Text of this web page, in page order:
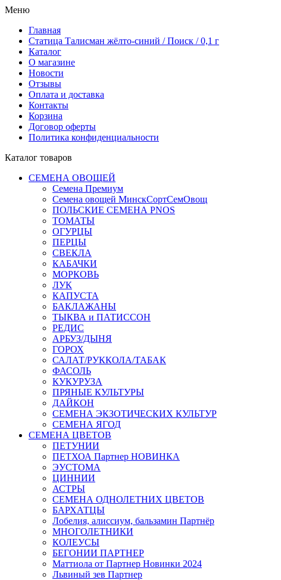
Меню
Главная
Статица Талисман жёлто-синий / Поиск / 0,1 г
Каталог
О магазине
Новости
Отзывы
Оплата и доставка
Контакты
Корзина
Договор оферты
Политика конфиденциальности
Каталог товаров
СЕМЕНА ОВОЩЕЙ
Семена Премиум
Семена овощей МинскСортСемОвощ
ПОЛЬСКИЕ СЕМЕНА PNOS
ТОМАТЫ
ОГУРЦЫ
ПЕРЦЫ
СВЕКЛА
КАБАЧКИ
МОРКОВЬ
ЛУК
КАПУСТА
БАКЛАЖАНЫ
ТЫКВА и ПАТИССОН
РЕДИС
АРБУЗ/ДЫНЯ
ГОРОХ
САЛАТ/РУККОЛА/ТАБАК
ФАСОЛЬ
КУКУРУЗА
ПРЯНЫЕ КУЛЬТУРЫ
ДАЙКОН
СЕМЕНА ЭКЗОТИЧЕСКИХ КУЛЬТУР
СЕМЕНА ЯГОД
СЕМЕНА ЦВЕТОВ
ПЕТУНИИ
ПЕТХОА Партнер НОВИНКА
ЭУСТОМА
ЦИННИИ
АСТРЫ
СЕМЕНА ОДНОЛЕТНИХ ЦВЕТОВ
БАРХАТЦЫ
Лобелия, алиссиум, бальзамин Партнёр
МНОГОЛЕТНИКИ
КОЛЕУСЫ
БЕГОНИИ ПАРТНЕР
Маттиола от Партнер Новинки 2024
Львиный зев Партнер